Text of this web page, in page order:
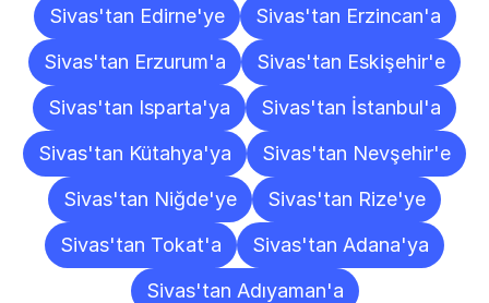
Sivas'tan Edirne'ye
Sivas'tan Erzincan'a
Sivas'tan Erzurum'a
Sivas'tan Eskişehir'e
Sivas'tan Isparta'ya
Sivas'tan İstanbul'a
Sivas'tan Kütahya'ya
Sivas'tan Nevşehir'e
Sivas'tan Niğde'ye
Sivas'tan Rize'ye
Sivas'tan Tokat'a
Sivas'tan Adana'ya
Sivas'tan Adıyaman'a